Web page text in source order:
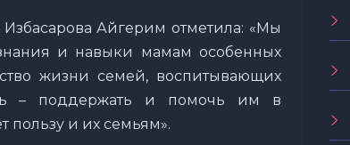
Айгерим отметила: «Мы
и навыки мамам особенных
жизни семей, воспитывающих
– поддержать и помочь им в
пользу и их семьям».